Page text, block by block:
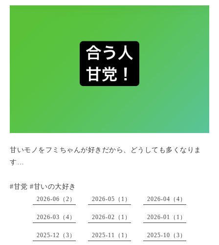
甘いモノをフミちゃんが好きだから、どうしても多くなりま
す…
#甘党 #甘いの大好き
2026-06（2） 2026-05（1） 2026-04（4）
2026-03（4） 2026-02（1） 2026-01（1）
2025-12（3） 2025-11（1） 2025-10（3）